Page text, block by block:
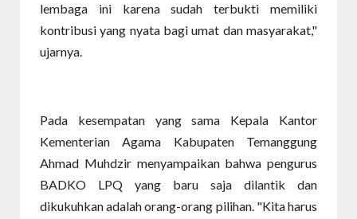
lembaga ini karena sudah terbukti memiliki
kontribusi yang nyata bagi umat dan masyarakat,"
ujarnya.
Pada kesempatan yang sama Kepala Kantor
Kementerian Agama Kabupaten Temanggung
Ahmad Muhdzir menyampaikan bahwa pengurus
BADKO LPQ yang baru saja dilantik dan
dikukuhkan adalah orang-orang pilihan. "Kita harus